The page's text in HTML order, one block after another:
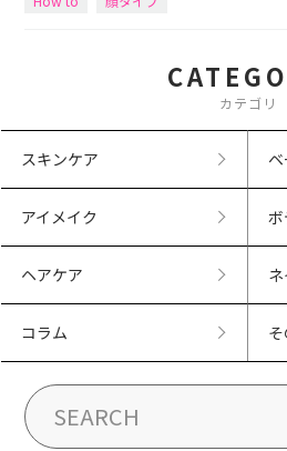
カテゴリ
スキンケア
アイメイク ボ
ヘアケア
コラム